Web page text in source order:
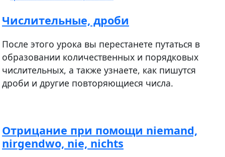
Числительные, дроби
После этого урока вы перестанете путаться в
образовании количественных и порядковых
числительных, а также узнаете, как пишутся
дроби и другие повторяющиеся числа.
Отрицание при помощи niemand,
nirgendwo, nie, nichts